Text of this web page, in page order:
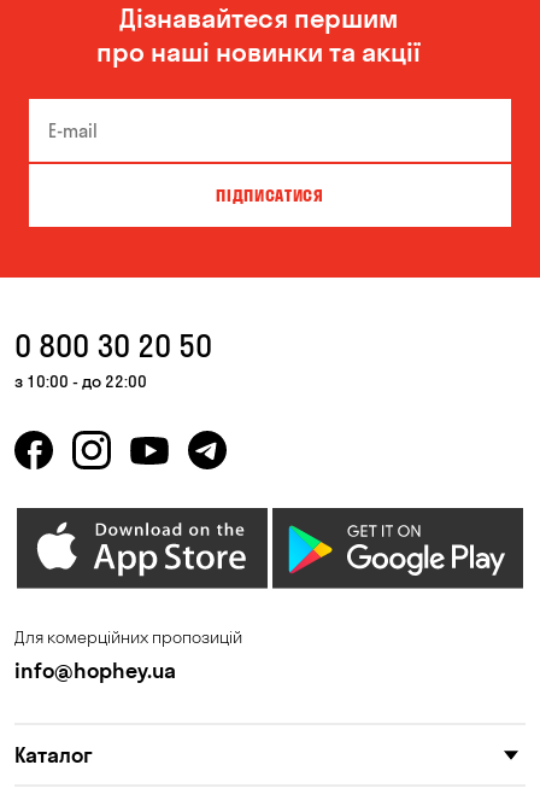
Дізнавайтеся першим
про наші новинки та акції
ПІДПИСАТИСЯ
0 800 30 20 50
з 10:00 - до 22:00
Для комерційних пропозицій
info@hophey.ua
Каталог